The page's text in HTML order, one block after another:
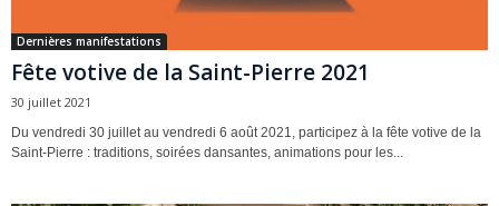
Dernières manifestations
Fête votive de la Saint-Pierre 2021
30 juillet 2021
Du vendredi 30 juillet au vendredi 6 août 2021, participez à la fête votive de la
Saint-Pierre : traditions, soirées dansantes, animations pour les...